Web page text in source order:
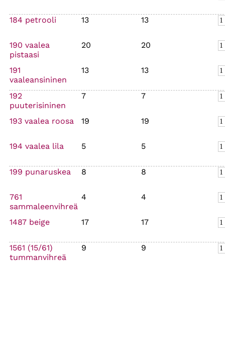
184 petrooli 13 13
190 vaalea
pistaasi
20 20
191
vaaleansininen
13 13
192
puuterisininen
7 7
193 vaalea roosa 19 19
194 vaalea lila 5 5
199 punaruskea 8 8
761
sammaleenvihreä
4 4
1487 beige 17 17
1561 (15/61)
tummanvihreä
9 9